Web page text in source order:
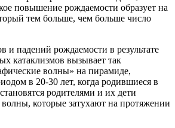
повышение рождаемости образует на
тем больше, чем больше число
и падений рождаемости в результате
катаклизмов вызывает так
волны» на пирамиде,
в 20-30 лет, когда родившиеся в
родителями и их дети
которые затухают на протяжении